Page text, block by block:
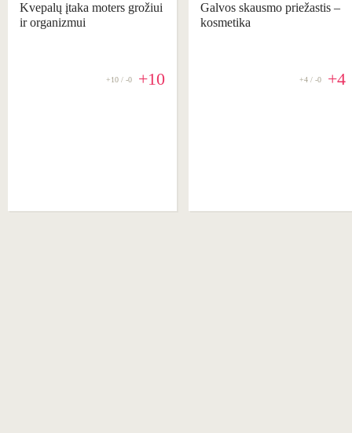
Kvepalų įtaka moters grožiui
ir organizmui
+10 / -0 +10
Galvos skausmo priežastis –
kosmetika
+4 / -0 +4